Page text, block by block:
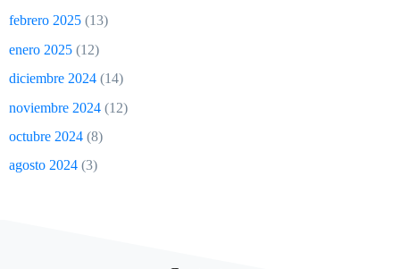
febrero 2025 (13)
enero 2025 (12)
diciembre 2024 (14)
noviembre 2024 (12)
octubre 2024 (8)
agosto 2024 (3)